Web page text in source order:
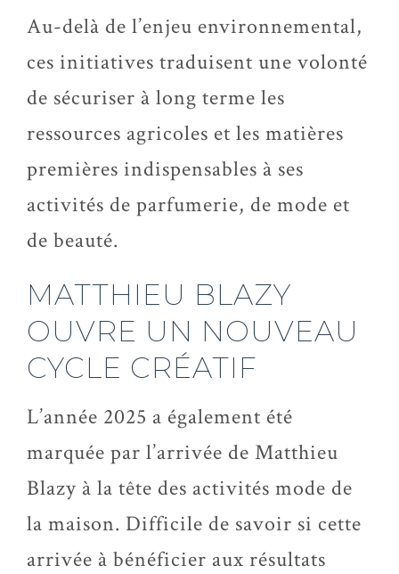
Au-delà de l’enjeu environnemental,
ces initiatives traduisent une volonté
de sécuriser à long terme les
ressources agricoles et les matières
premières indispensables à ses
activités de parfumerie, de mode et
de beauté.
MATTHIEU BLAZY
OUVRE UN NOUVEAU
CYCLE CRÉATIF
L’année 2025 a également été
marquée par l’arrivée de Matthieu
Blazy à la tête des activités mode de
la maison. Difficile de savoir si cette
arrivée à bénéficier aux résultats